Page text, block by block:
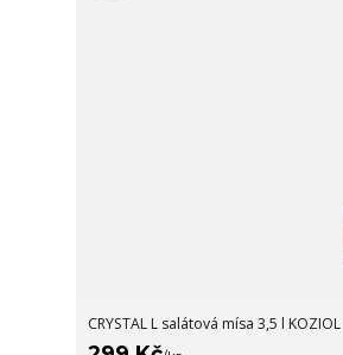
CRYSTAL L salátová mísa 3,5 l KOZIOL